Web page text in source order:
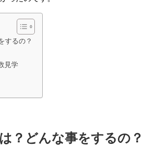
するの？
見学
？どんな事をするの？